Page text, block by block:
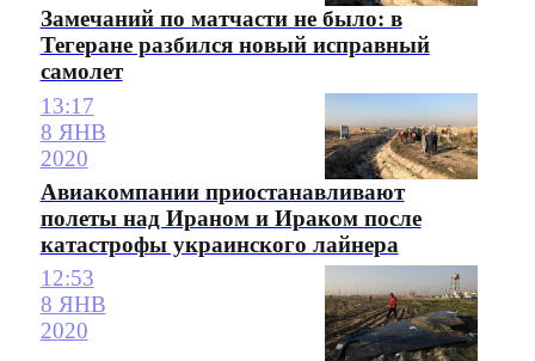
Замечаний по матчасти не было: в
Тегеране разбился новый исправный
самолет
13:17
8 ЯНВ
2020
Авиакомпании приостанавливают
полеты над Ираном и Ираком после
катастрофы украинского лайнера
12:53
8 ЯНВ
2020